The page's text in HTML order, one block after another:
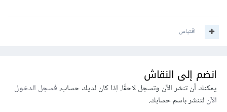
اقتباس
انضم إلى النقاش
يمكنك أن تنشر الآن وتسجل لاحقًا. إذا كان لديك حساب،فسجل الدخول
الآنلتنشر باسم حسابك.